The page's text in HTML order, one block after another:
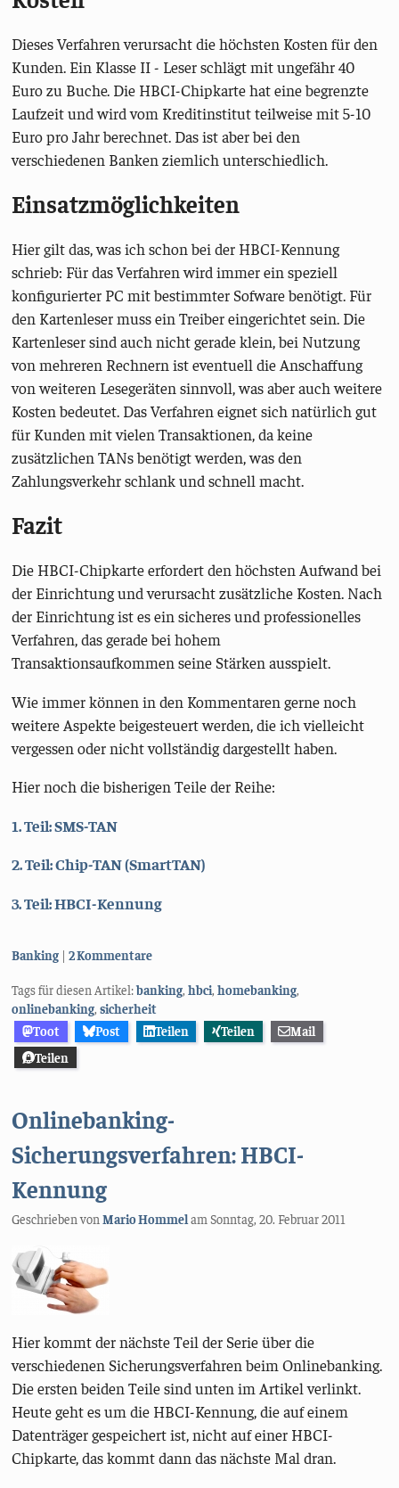
Dieses Verfahren verursacht die höchsten Kosten für den
Kunden. Ein Klasse II - Leser schlägt mit ungefähr 40
Euro zu Buche. Die HBCI-Chipkarte hat eine begrenzte
Laufzeit und wird vom Kreditinstitut teilweise mit 5-10
Euro pro Jahr berechnet. Das ist aber bei den
verschiedenen Banken ziemlich unterschiedlich.
Einsatzmöglichkeiten
Hier gilt das, was ich schon bei der HBCI-Kennung
schrieb: Für das Verfahren wird immer ein speziell
konfigurierter PC mit bestimmter Sofware benötigt. Für
den Kartenleser muss ein Treiber eingerichtet sein. Die
Kartenleser sind auch nicht gerade klein, bei Nutzung
von mehreren Rechnern ist eventuell die Anschaffung
von weiteren Lesegeräten sinnvoll, was aber auch weitere
Kosten bedeutet. Das Verfahren eignet sich natürlich gut
für Kunden mit vielen Transaktionen, da keine
zusätzlichen TANs benötigt werden, was den
Zahlungsverkehr schlank und schnell macht.
Fazit
Die HBCI-Chipkarte erfordert den höchsten Aufwand bei
der Einrichtung und verursacht zusätzliche Kosten. Nach
der Einrichtung ist es ein sicheres und professionelles
Verfahren, das gerade bei hohem
Transaktionsaufkommen seine Stärken ausspielt.
Wie immer können in den Kommentaren gerne noch
weitere Aspekte beigesteuert werden, die ich vielleicht
vergessen oder nicht vollständig dargestellt haben.
Hier noch die bisherigen Teile der Reihe:
1. Teil: SMS-TAN
2. Teil: Chip-TAN (SmartTAN)
3. Teil: HBCI-Kennung
Kategorien:
Banking 2 Kommentare
Tags für diesen Artikel:banking,hbci,homebanking,
onlinebanking,sicherheit
Toot
Post Teilen Teilen
Mail
Teilen
Onlinebanking-
Sicherungsverfahren: HBCI-
Kennung
Geschrieben vonMario HommelamSonntag, 20. Februar 2011
Hier kommt der nächste Teil der Serie über die
verschiedenen Sicherungsverfahren beim Onlinebanking.
Die ersten beiden Teile sind unten im Artikel verlinkt.
Heute geht es um die HBCI-Kennung, die auf einem
Datenträger gespeichert ist, nicht auf einer HBCI-
Chipkarte, das kommt dann das nächste Mal dran.